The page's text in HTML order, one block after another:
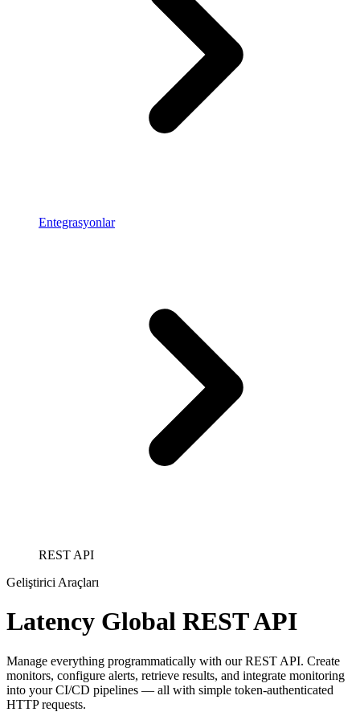
Entegrasyonlar
REST API
Geliştirici Araçları
Latency Global REST API
Manage everything programmatically with our REST API. Create
monitors, configure alerts, retrieve results, and integrate monitoring
into your CI/CD pipelines — all with simple token-authenticated
HTTP requests.